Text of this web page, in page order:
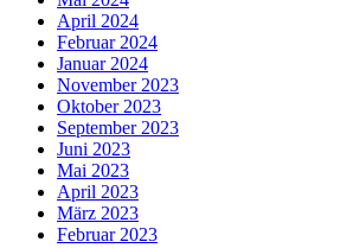
April 2024
Februar 2024
Januar 2024
November 2023
Oktober 2023
September 2023
Juni 2023
Mai 2023
April 2023
März 2023
Februar 2023